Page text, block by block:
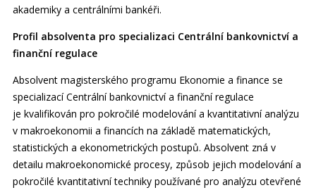
akademiky a centrálními bankéři.
Profil absolventa pro specializaci Centrální bankovnictví a
finanční regulace
Absolvent magisterského programu Ekonomie a finance se
specializací Centrální bankovnictví a finanční regulace
je kvalifikován pro pokročilé modelování a kvantitativní analýzu
v makroekonomii a financích na základě matematických,
statistických a ekonometrických postupů. Absolvent zná v
detailu makroekonomické procesy, způsob jejich modelování a
pokročilé kvantitativní techniky používané pro analýzu otevřené